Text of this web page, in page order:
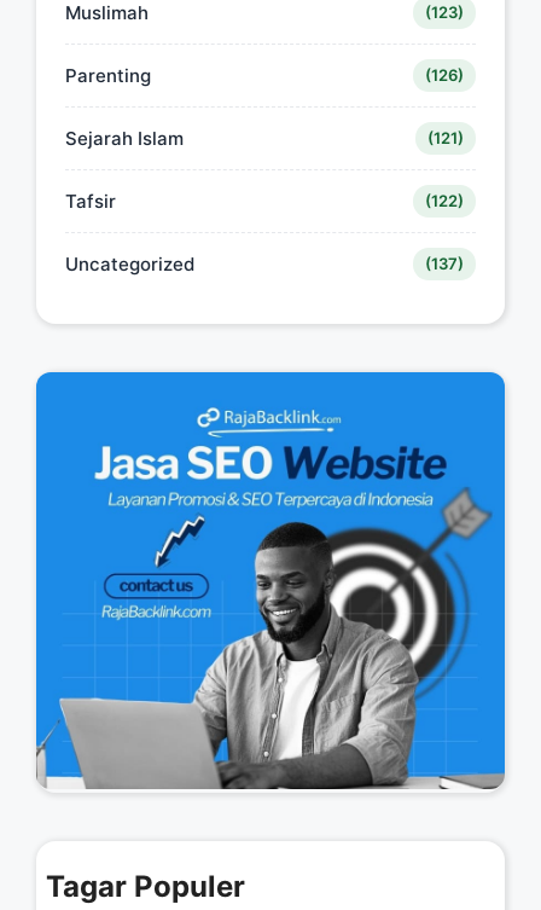
Muslimah (123)
Parenting (126)
Sejarah Islam (121)
Tafsir (122)
Uncategorized (137)
Tagar Populer